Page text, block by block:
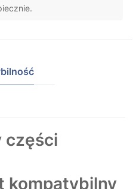
części
kompatybilny